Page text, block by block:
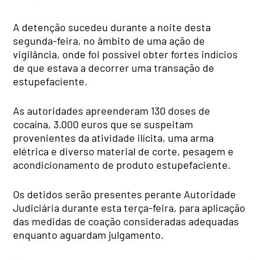
A detenção sucedeu durante a noite desta
segunda-feira, no âmbito de uma ação de
vigilância, onde foi possível obter fortes indícios
de que estava a decorrer uma transação de
estupefaciente.
As autoridades apreenderam 130 doses de
cocaína, 3.000 euros que se suspeitam
provenientes da atividade ilícita, uma arma
elétrica e diverso material de corte, pesagem e
acondicionamento de produto estupefaciente.
Os detidos serão presentes perante Autoridade
Judiciária durante esta terça-feira, para aplicação
das medidas de coação consideradas adequadas
enquanto aguardam julgamento.